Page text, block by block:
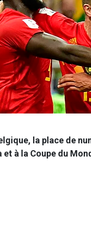
la place de
et à la Coupe du